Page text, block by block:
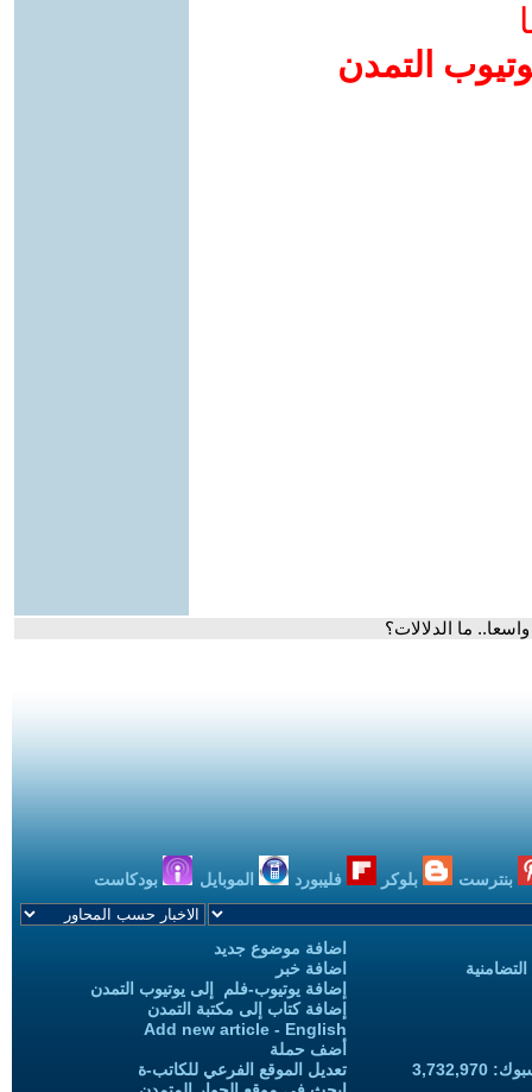
التمدن
بنترست بلوكر فليبورد الموبايل بودكاست
اضافة موضوع جديد
اضافة خبر
إضافة يوتيوب-فلم إلى يوتيوب التمدن
إضافة كتاب إلى مكتبة التمدن
Add new article - English
أضف حملة
تعديل الموقع الفرعي للكاتب-ة